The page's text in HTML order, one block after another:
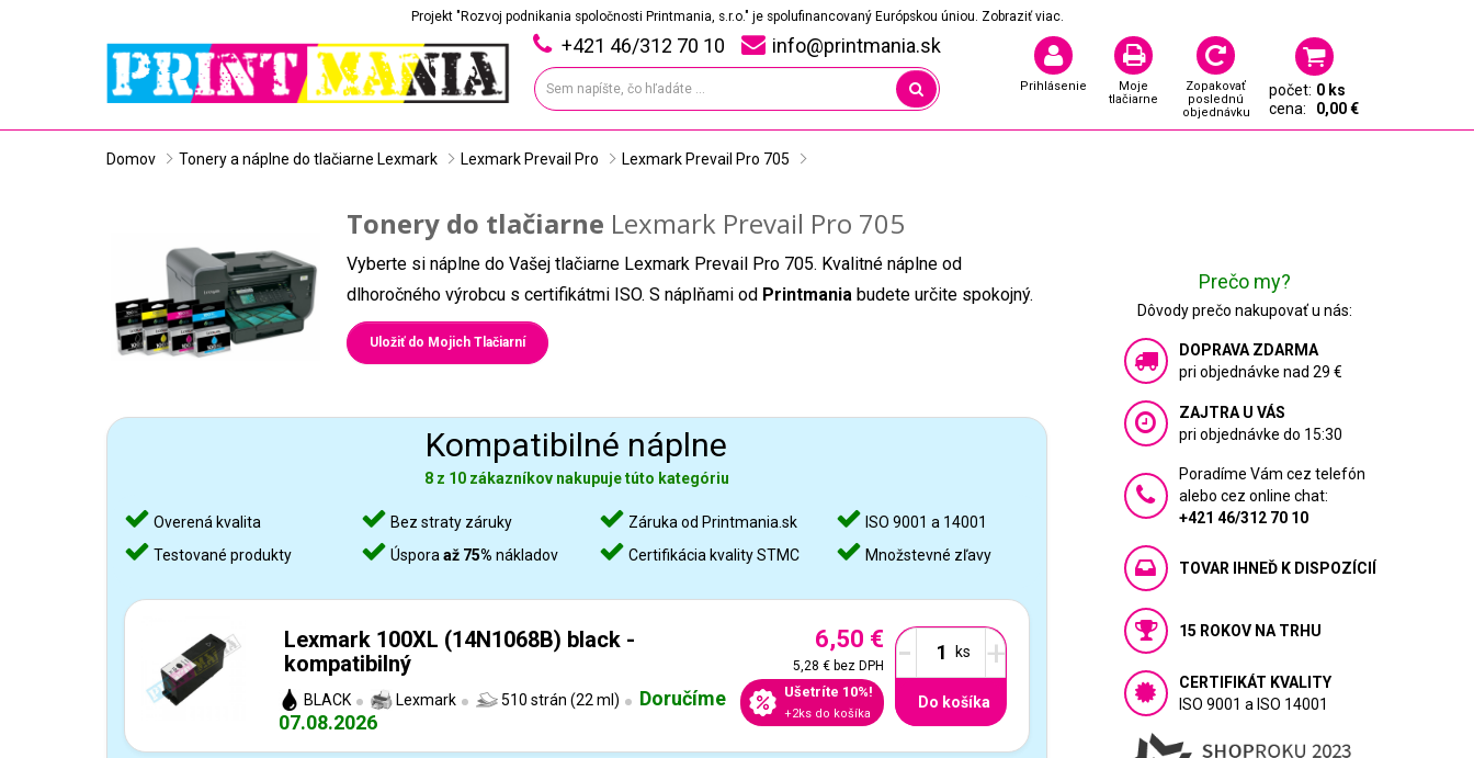
Projekt "Rozvoj podnikania spoločnosti Printmania, s.r.o." je spolufinancovaný Európskou úniou. Zobraziť viac.
+421 46/312 70 10 info@printmania.sk
Prihlásenie
Moje
tlačiarne
Zopakovať
poslednú
objednávku
počet: 0 ks
cena:
0,00 €
Domov Tonery a náplne do tlačiarne Lexmark Lexmark Prevail Pro Lexmark Prevail Pro 705
Tonery do tlačiarne Lexmark Prevail Pro 705
Vyberte si náplne do Vašej tlačiarne Lexmark Prevail Pro 705. Kvalitné náplne od
dlhoročného výrobcu s certifikátmi ISO. S náplňami od Printmania budete určite spokojný.
Uložiť do Mojich Tlačiarní
Kompatibilné náplne
8 z 10 zákazníkov nakupuje túto kategóriu
Overená kvalita
Testované produkty
Bez straty záruky
Úsporaaž 75% nákladov
Záruka od Printmania.sk
Certifikácia kvality STMC
ISO 9001 a 14001
Množstevné zľavy
Lexmark 100XL (14N1068B) black -
kompatibilný
BLACK Lexmark 510 strán (22 ml)
Doručíme
07.08.2026
6,50 €
5,28 €bez DPH
Ušetríte 10%!
+2ks do košíka
- +
Do košíka
Prečo my?
Dôvody prečo nakupovať u nás:
DOPRAVA ZDARMA
pri objednávke nad 29 €
ZAJTRA U VÁS
pri objednávke do 15:30
Poradíme Vám cez telefón
alebo cez online chat:
+421 46/312 70 10
TOVAR IHNEĎ K DISPOZÍCIÍ
15 ROKOV NA TRHU
CERTIFIKÁT KVALITY
ISO 9001 a ISO 14001